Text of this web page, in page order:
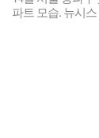
파트 모습. 뉴시스